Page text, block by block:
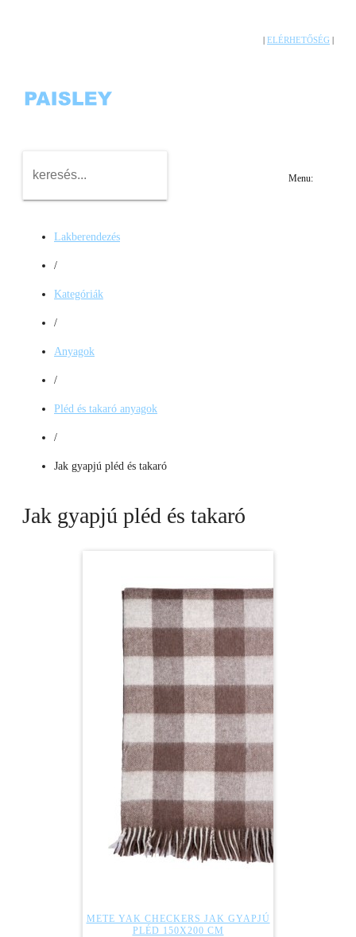
ELÉRHETŐSÉG
Menu:
Lakberendezés
/
Kategóriák
/
Anyagok
/
Pléd és takaró anyagok
/
Jak gyapjú pléd és takaró
Jak gyapjú pléd és takaró
METE YAK CHECKERS JAK GYAPJÚ
PLÉD 150X200 CM